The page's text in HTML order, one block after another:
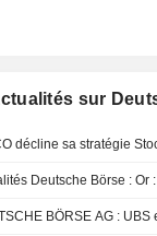
sur
décline sa stratégie
Deutsche Börse : Or